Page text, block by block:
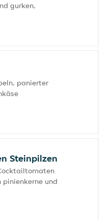
gurken,
panierter
Steinpilzen
und